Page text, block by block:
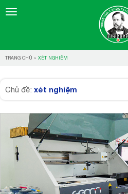
TRANG CHỦ » XÉT NGHIỆM
Chủ đề: xét nghiệm